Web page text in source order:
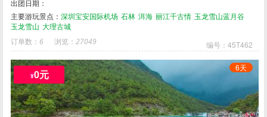
出团日期：
主要游玩景点：深圳宝安国际机场 石林 洱海 丽江千古情 玉龙雪山蓝月谷
玉龙雪山 大理古城
订单数： 6 浏览：27049 编号：45T462
6天
¥0元